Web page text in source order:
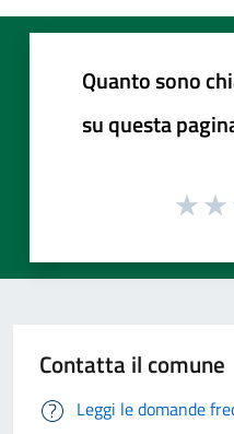
Quanto sono
su questa
Contatta il comune
Leggi le domande